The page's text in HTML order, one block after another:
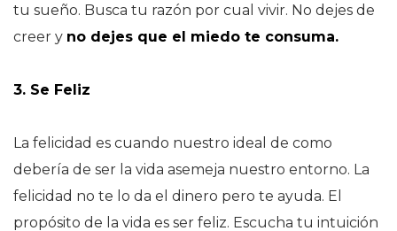
tu sueño. Busca tu razón por cual vivir. No dejes de
creer y no dejes que el miedo te consuma.
3. Se Feliz
La felicidad es cuando nuestro ideal de como
debería de ser la vida asemeja nuestro entorno. La
felicidad no te lo da el dinero pero te ayuda. El
propósito de la vida es ser feliz. Escucha tu intuición